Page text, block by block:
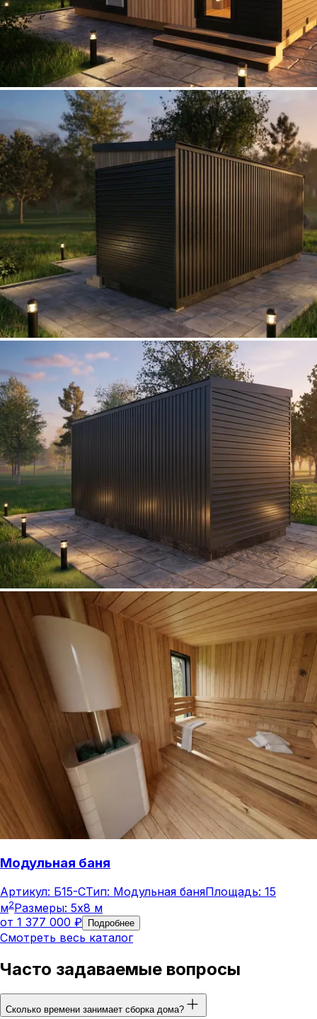
Модульная баня
Артикул: Б15-СТип: Модульная баняПлощадь: 15
м2Размеры: 5x8 м
от 1 377 000 ₽ Подробнее
Смотреть весь каталог
Часто задаваемые вопросы
Сколько времени занимает сборка дома?